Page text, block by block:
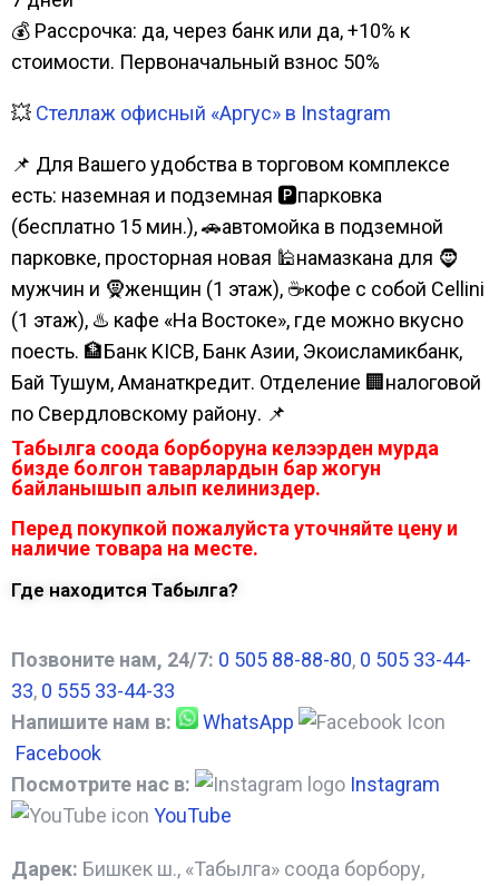
💰 Рассрочка: да, через банк или да, +10% к
стоимости. Первоначальный взнос 50%
💥 Стеллаж офисный «Аргус» в Instagram
📌 Для Вашего удобства в торговом комплексе
есть: наземная и подземная 🅿парковка
(бесплатно 15 мин.), 🚗автомойка в подземной
парковке, просторная новая 🕌намазкана для 🧔
мужчин и 🧕женщин (1 этаж), ☕кофе с собой Cellini
(1 этаж), ♨️ кафе «На Востоке», где можно вкусно
поесть. 🏦Банк KICB, Банк Азии, Экоисламикбанк,
Бай Тушум, Аманаткредит. Отделение 🏢налоговой
по Свердловскому району. 📌
Табылга соода борборуна келээрден мурда
бизде болгон таварлардын бар жогун
байланышып алып келиниздер.
Перед покупкой пожалуйста уточняйте цену и
наличие товара на месте.
Где находится Табылга?
Позвоните нам, 24/7: 0 505 88-88-80, 0 505 33-44-
33, 0 555 33-44-33
Напишите нам в:
WhatsApp
Facebook
Посмотрите нас в:
Instagram
YouTube
Дарек: Бишкек ш., «Табылга» соода борбору,